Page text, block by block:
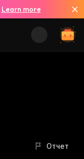
Learn more
Отчет